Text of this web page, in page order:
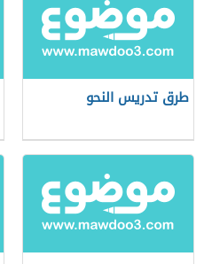
طرق تدريس النحو